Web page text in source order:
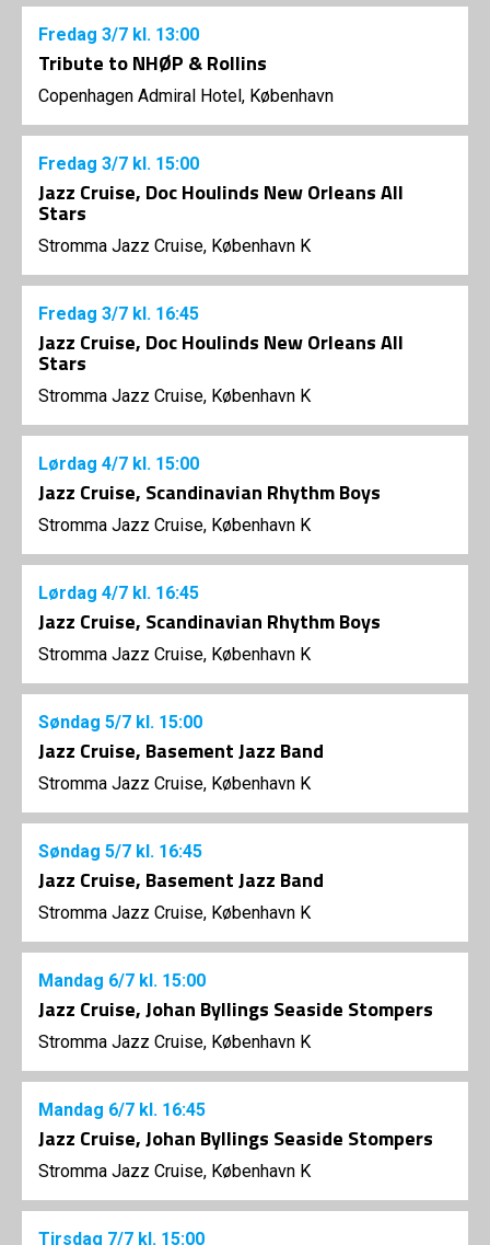
Fredag 3/7 kl. 13:00
Tribute to NHØP & Rollins
Copenhagen Admiral Hotel, København
Fredag 3/7 kl. 15:00
Jazz Cruise, Doc Houlinds New Orleans All
Stars
Stromma Jazz Cruise, København K
Fredag 3/7 kl. 16:45
Jazz Cruise, Doc Houlinds New Orleans All
Stars
Stromma Jazz Cruise, København K
Lørdag 4/7 kl. 15:00
Jazz Cruise, Scandinavian Rhythm Boys
Stromma Jazz Cruise, København K
Lørdag 4/7 kl. 16:45
Jazz Cruise, Scandinavian Rhythm Boys
Stromma Jazz Cruise, København K
Søndag 5/7 kl. 15:00
Jazz Cruise, Basement Jazz Band
Stromma Jazz Cruise, København K
Søndag 5/7 kl. 16:45
Jazz Cruise, Basement Jazz Band
Stromma Jazz Cruise, København K
Mandag 6/7 kl. 15:00
Jazz Cruise, Johan Byllings Seaside Stompers
Stromma Jazz Cruise, København K
Mandag 6/7 kl. 16:45
Jazz Cruise, Johan Byllings Seaside Stompers
Stromma Jazz Cruise, København K
Tirsdag 7/7 kl. 15:00